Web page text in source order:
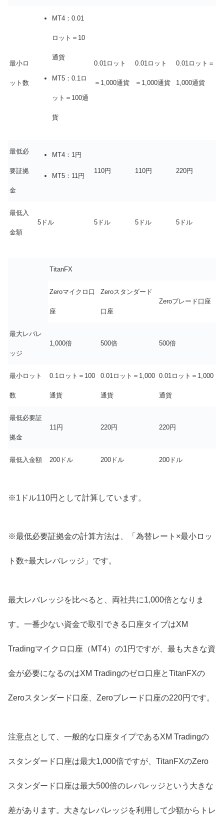
最小ロ
ット数
MT4：0.01
ロット＝10
通貨
MT5：0.1ロ
ット＝100通
貨
0.01ロット
＝1,000通貨
0.01ロット
＝1,000通貨
0.01ロット＝
1,000通貨
最低必
要証拠
金
MT4：1円
MT5：11円
110円 110円 220円
最低入
金額
5ドル 5ドル 5ドル 5ドル
TitanFX
Zeroマイクロ口
座
Zeroスタンダード
口座
Zeroブレード口座
最大レバレ
ッジ
1,000倍 500倍 500倍
最小ロット
数
0.1ロット＝100
通貨
0.01ロット＝1,000
通貨
0.01ロット＝1,000
通貨
最低必要証
拠金
11円 220円 220円
最低入金額 200ドル 200ドル 200ドル
※1ドル110円として計算しています。
※最低必要証拠金の計算方法は、「為替レート×最小ロッ
ト数÷最大レバレッジ」です。
最大レバレッジを比べると、両社共に1,000倍となりま
す。一番少ない資金で取引できる口座タイプはXM
Tradingマイクロ口座（MT4）の1円ですが、最も大きな資
金が必要になるのはXM Tradingのゼロ口座とTitanFXの
Zeroスタンダード口座、Zeroブレード口座の220円です。
注意点として、一般的な口座タイプであるXM Tradingの
スタンダード口座は最大1,000倍ですが、TitanFXのZero
スタンダード口座は最大500倍のレバレッジという大きな
差があります。大きなレバレッジを利用して少額からトレ